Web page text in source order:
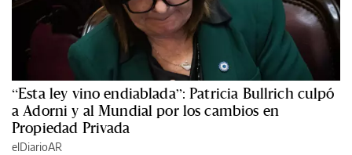
“Esta ley vino endiablada”: Patricia Bullrich culpó
a Adorni y al Mundial por los cambios en
Propiedad Privada
elDiarioAR